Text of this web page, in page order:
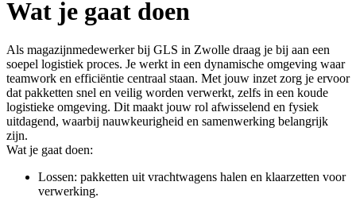
Wat je gaat doen
Als magazijnmedewerker bij GLS in Zwolle draag je bij aan een
soepel logistiek proces. Je werkt in een dynamische omgeving waar
teamwork en efficiëntie centraal staan. Met jouw inzet zorg je ervoor
dat pakketten snel en veilig worden verwerkt, zelfs in een koude
logistieke omgeving. Dit maakt jouw rol afwisselend en fysiek
uitdagend, waarbij nauwkeurigheid en samenwerking belangrijk
zijn.
Wat je gaat doen:
Lossen: pakketten uit vrachtwagens halen en klaarzetten voor
verwerking.